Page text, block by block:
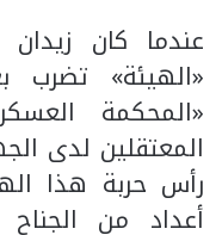
عندما كان
«الهيئة» تضرب
«المحكمة
المعتقلين لدى
رأس حربة هذا
أعداد من